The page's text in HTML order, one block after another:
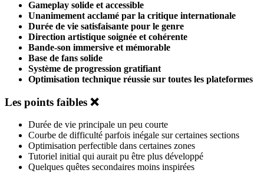
Gameplay solide et accessible
Unanimement acclamé par la critique internationale
Durée de vie satisfaisante pour le genre
Direction artistique soignée et cohérente
Bande-son immersive et mémorable
Base de fans solide
Système de progression gratifiant
Optimisation technique réussie sur toutes les plateformes
Les points faibles ❌
Durée de vie principale un peu courte
Courbe de difficulté parfois inégale sur certaines sections
Optimisation perfectible dans certaines zones
Tutoriel initial qui aurait pu être plus développé
Quelques quêtes secondaires moins inspirées